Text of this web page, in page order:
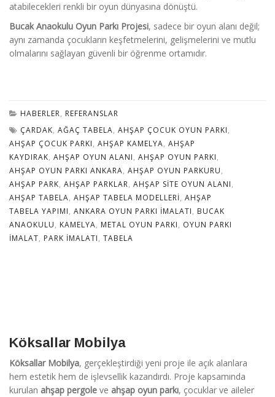
atabilecekleri renkli bir oyun dünyasına dönüştü.
Bucak Anaokulu Oyun Parkı Projesi, sadece bir oyun alanı değil;
aynı zamanda çocukların keşfetmelerini, gelişmelerini ve mutlu
olmalarını sağlayan güvenli bir öğrenme ortamıdır.
HABERLER, REFERANSLAR
ÇARDAK, AĞAÇ TABELA, AHŞAP ÇOCUK OYUN PARKI,
AHŞAP ÇOCUK PARKI, AHŞAP KAMELYA, AHŞAP
KAYDIRAK, AHŞAP OYUN ALANI, AHŞAP OYUN PARKI,
AHŞAP OYUN PARKI ANKARA, AHŞAP OYUN PARKURU,
AHŞAP PARK, AHŞAP PARKLAR, AHŞAP SITE OYUN ALANI,
AHŞAP TABELA, AHŞAP TABELA MODELLERI, AHŞAP
TABELA YAPIMI, ANKARA OYUN PARKI IMALATI, BUCAK
ANAOKULU, KAMELYA, METAL OYUN PARKI, OYUN PARKI
IMALAT, PARK IMALATI, TABELA
Köksallar Mobilya
Köksallar Mobilya, gerçekleştirdiği yeni proje ile açık alanlara
hem estetik hem de işlevsellik kazandırdı. Proje kapsamında
kurulan ahşap pergole ve ahşap oyun parkı, çocuklar ve aileler